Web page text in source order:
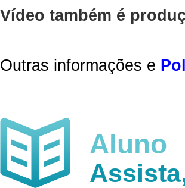
Vídeo também é
Outras informações e
Aluno